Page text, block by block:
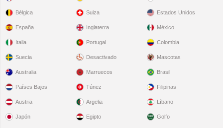
Bélgica
España
Italia
Suecia
Suiza
Inglaterra
Portugal
Desactivado
Estados Unidos
México
Colombia
Mascotas
Australia
Países Bajos
Austria
Japón
Marruecos
Túnez
Argelia
Egipto
Brasil
Filipinas
Líbano
Golfo